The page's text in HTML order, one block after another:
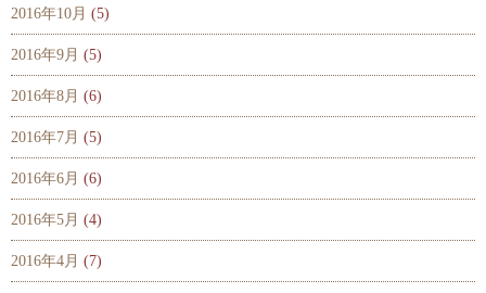
2016年10月 (5)
2016年9月 (5)
2016年8月 (6)
2016年7月 (5)
2016年6月 (6)
2016年5月 (4)
2016年4月 (7)